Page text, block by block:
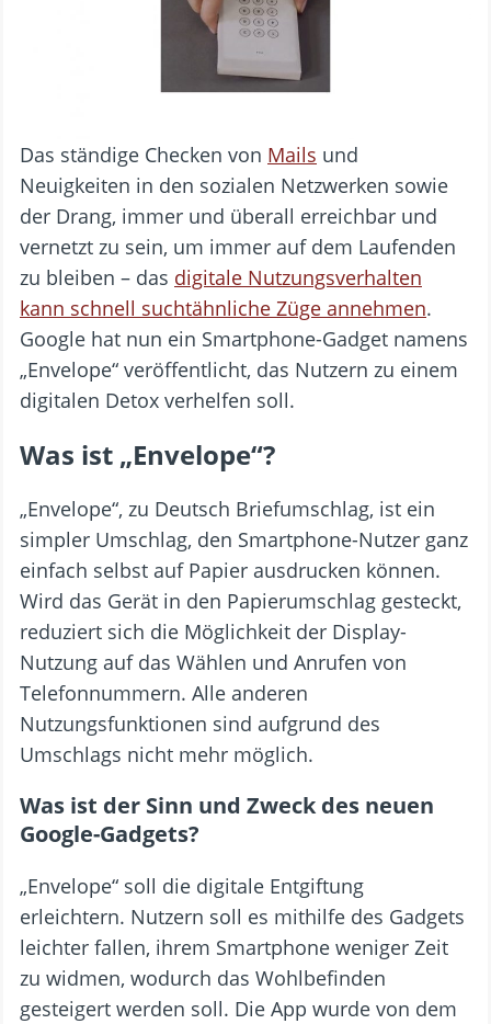
Das ständige Checken von Mails und
Neuigkeiten in den sozialen Netzwerken sowie
der Drang, immer und überall erreichbar und
vernetzt zu sein, um immer auf dem Laufenden
zu bleiben – das digitale Nutzungsverhalten
kann schnell suchtähnliche Züge annehmen.
Google hat nun ein Smartphone-Gadget namens
„Envelope“ veröffentlicht, das Nutzern zu einem
digitalen Detox verhelfen soll.
Was ist „Envelope“?
„Envelope“, zu Deutsch Briefumschlag, ist ein
simpler Umschlag, den Smartphone-Nutzer ganz
einfach selbst auf Papier ausdrucken können.
Wird das Gerät in den Papierumschlag gesteckt,
reduziert sich die Möglichkeit der Display-
Nutzung auf das Wählen und Anrufen von
Telefonnummern. Alle anderen
Nutzungsfunktionen sind aufgrund des
Umschlags nicht mehr möglich.
Was ist der Sinn und Zweck des neuen
Google-Gadgets?
„Envelope“ soll die digitale Entgiftung
erleichtern. Nutzern soll es mithilfe des Gadgets
leichter fallen, ihrem Smartphone weniger Zeit
zu widmen, wodurch das Wohlbefinden
gesteigert werden soll. Die App wurde von dem